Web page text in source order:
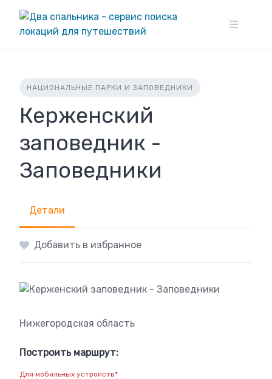
content
НАЦИОНАЛЬНЫЕ ПАРКИ И ЗАПОВЕДНИКИ
Керженский
заповедник -
Заповедники
Детали
Добавить в избранное
Нижегородская область
Построить маршрут:
Для мобильных устройств*